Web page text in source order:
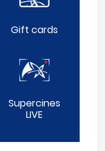
Gift cards
Supercines
LIVE